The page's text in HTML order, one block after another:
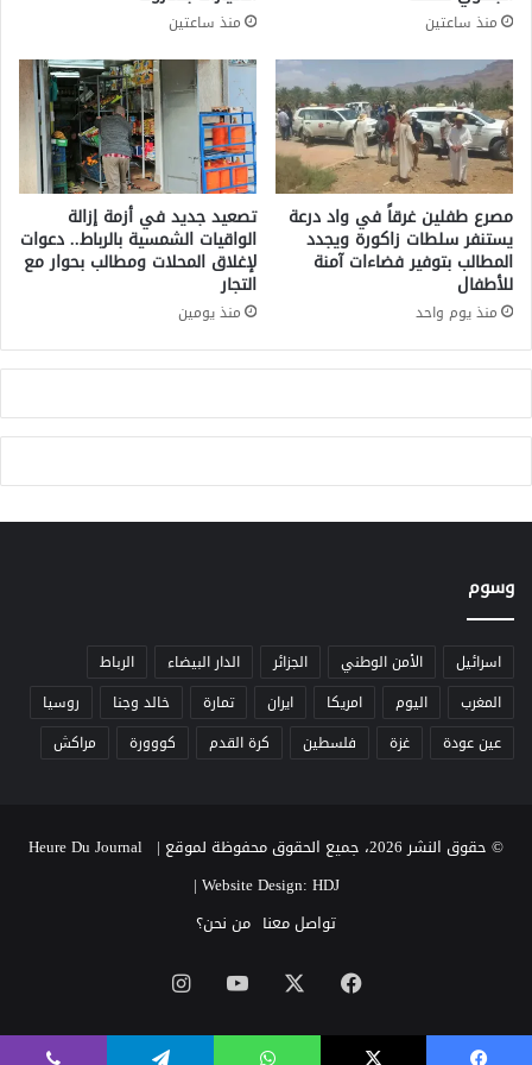
غ
ا
د
ر
ن
ا
ا
ل
ى
د
ا
ر
ا
ب
ا
ء
ح
ا
ل
ت
ف
ا
ن
ي
ف
ي
ا
ل
ب
منذ ساعتين منذ ساعتين
مصرع طفلين غرقاً في واد درعة
يستنفر سلطات زاكورة ويجدد
المطالب بتوفير فضاءات آمنة
للأطفال
منذ يوم واحد
تصعيد جديد في أزمة إزالة
الواقيات الشمسية بالرباط.. دعوات
لإغلاق المحلات ومطالب بحوار مع
التجار
منذ يومين
وسوم
اسرائيل الأمن الوطني الجزائر الدار البيضاء
الرباط
المغرب
اليوم امريكا ايران تمارة خالد وجنا
روسيا
عين عودة
غزة فلسطين كرة القدم كووورة مراكش
© حقوق النشر 2026، جميع الحقوق محفوظة لموقع Heure Du Journal |
Website Design: HDJ
|
تواصل معنا من نحن؟
فيسبوك ‫YouTube